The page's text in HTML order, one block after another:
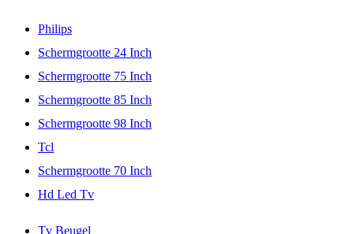
Philips
Schermgrootte 24 Inch
Schermgrootte 75 Inch
Schermgrootte 85 Inch
Schermgrootte 98 Inch
Tcl
Schermgrootte 70 Inch
Hd Led Tv
Tv Beugel